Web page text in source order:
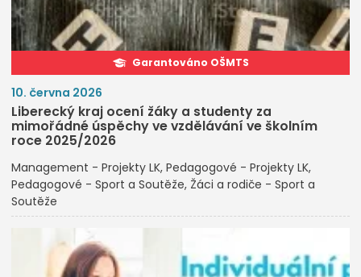
Garantováno OŠMTS
10. června 2026
Liberecký kraj ocení žáky a studenty za
mimořádné úspěchy ve vzdělávání ve školním
roce 2025/2026
Management - Projekty LK Pedagogové - Projekty LK
Pedagogové - Sport a Soutěže Žáci a rodiče - Sport a
Soutěže